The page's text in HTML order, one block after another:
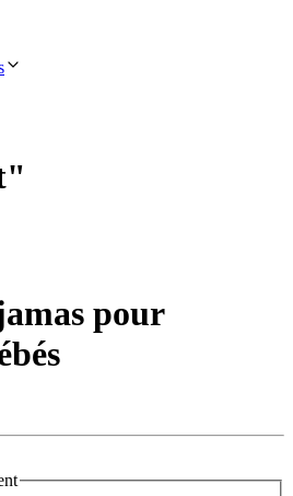
"
pour